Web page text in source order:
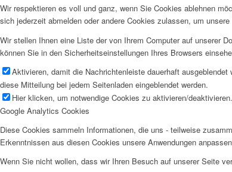
Weiterlesen
8.
Weiterlesen
7.
Weiterlesen
6.
Weiterlesen
5.
Weiterlesen
Wir respektieren es voll und ganz, wenn Sie Cookies ablehnen
sich jederzeit abmelden oder andere Cookies zulassen, um
Wir stellen Ihnen eine Liste der von Ihrem Computer auf unserer
können Sie in den Sicherheitseinstellungen Ihres Browsers
Aktivieren, damit die Nachrichtenleiste dauerhaft
diese Mitteilung bei jedem Seitenladen eingeblendet werden.
Hier klicken, um notwendige Cookies zu aktivieren/deaktivieren.
Google Analytics Cookies
Diese Cookies sammeln Informationen, die uns - teilweise
Erkenntnissen aus diesen Cookies unsere Anwendungen
Wenn Sie nicht wollen, dass wir Ihren Besuch auf unserer Seite